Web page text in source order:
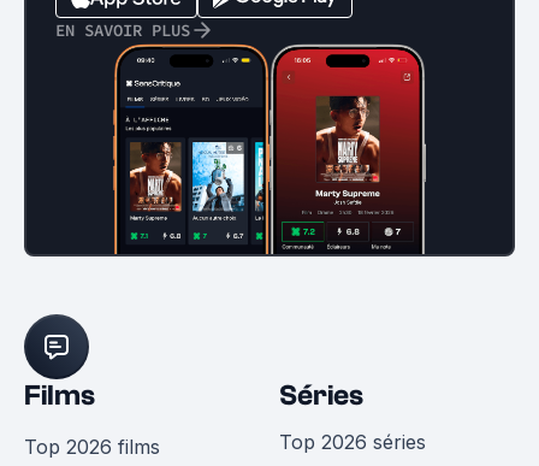
EN SAVOIR PLUS
Films
Top 2026 films
Séries
Top 2026 séries